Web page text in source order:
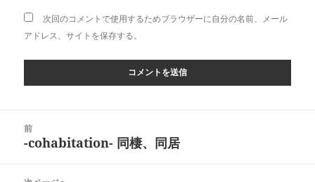
次回のコメントで使用するためブラウザーに自分の名前、メール
アドレス、サイトを保存する。
前
前
投
-cohabitation- 同棲、同居